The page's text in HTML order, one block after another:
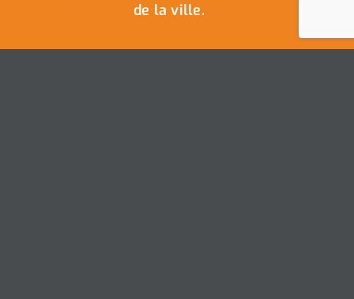
de la ville.